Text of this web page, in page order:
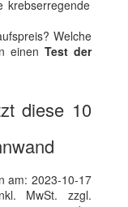
krebserregende
Welche
einen Test der
diese 10
am: 2023-10-17
MwSt. zzgl.